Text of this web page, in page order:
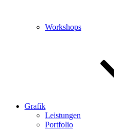
Workshops
Grafik
Leistungen
Portfolio